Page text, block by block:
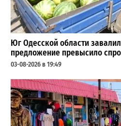
Юг Одесской области
предложение превысило
03-08-2026 в 19:49